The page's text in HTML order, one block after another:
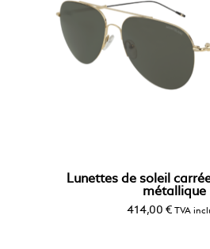
Lunettes de soleil
métallique
414,00 € TVA